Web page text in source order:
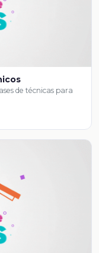
de técnicas para